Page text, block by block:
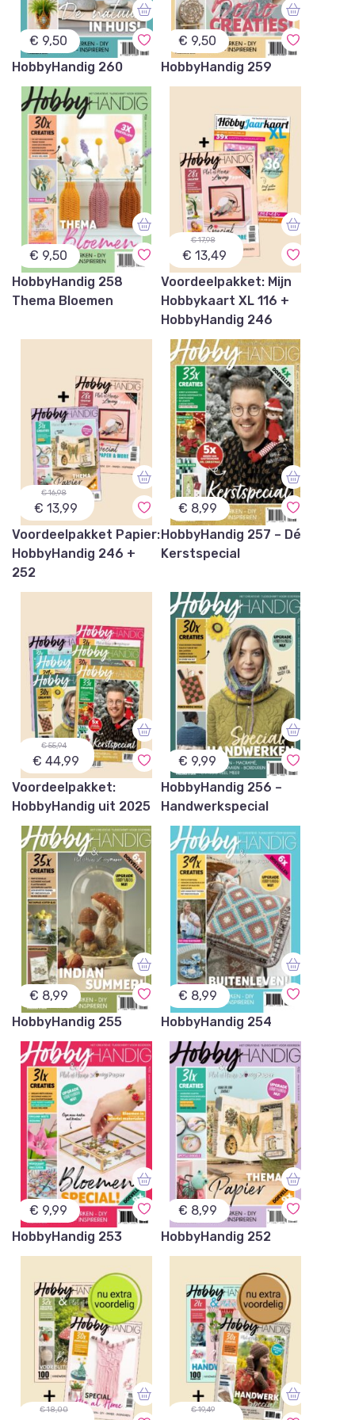
€ 9,50
HobbyHandig 260
€ 9,50
HobbyHandig 259
€ 9,50
HobbyHandig 258
Thema Bloemen
€ 17,98
€ 13,49
Voordeelpakket: Mijn
Hobbykaart XL 116 +
HobbyHandig 246
€ 16,98
€ 13,99
Voordeelpakket Papier:
HobbyHandig 246 +
252
€ 8,99
HobbyHandig 257 – Dé
Kerstspecial
€ 55,94
€ 44,99
Voordeelpakket:
HobbyHandig uit 2025
€ 9,99
HobbyHandig 256 –
Handwerkspecial
€ 8,99
HobbyHandig 255
€ 8,99
HobbyHandig 254
€ 9,99
HobbyHandig 253
€ 8,99
HobbyHandig 252
€ 18,00 € 19,49